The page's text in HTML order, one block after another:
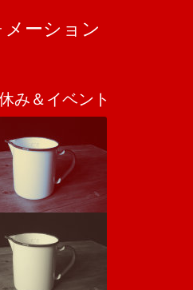
メーション
み＆イベント